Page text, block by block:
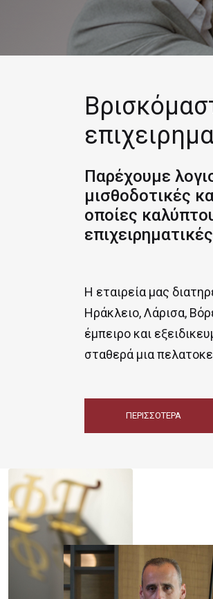
Παρέχουμε
μισθοδοτικές
οποίες
Η εταιρεία μας
Ηράκλειο, Λάρισα,
έμπειρο και
σταθερά μια
ΠΕΡΙΣΣΟΤΕΡΑ